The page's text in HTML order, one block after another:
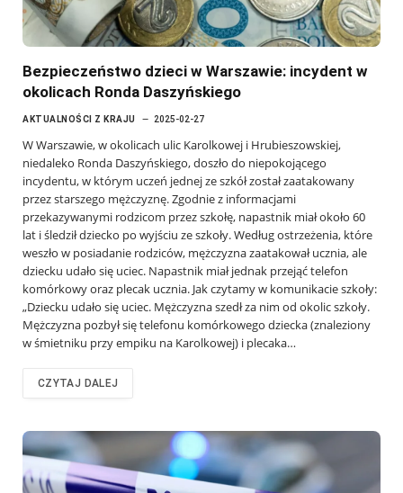
Bezpieczeństwo dzieci w Warszawie: incydent w
okolicach Ronda Daszyńskiego
AKTUALNOŚCI Z KRAJU 2025-02-27
W Warszawie, w okolicach ulic Karolkowej i Hrubieszowskiej,
niedaleko Ronda Daszyńskiego, doszło do niepokojącego
incydentu, w którym uczeń jednej ze szkół został zaatakowany
przez starszego mężczyznę. Zgodnie z informacjami
przekazywanymi rodzicom przez szkołę, napastnik miał około 60
lat i śledził dziecko po wyjściu ze szkoły. Według ostrzeżenia, które
weszło w posiadanie rodziców, mężczyzna zaatakował ucznia, ale
dziecku udało się uciec. Napastnik miał jednak przejąć telefon
komórkowy oraz plecak ucznia. Jak czytamy w komunikacie szkoły:
„Dziecku udało się uciec. Mężczyzna szedł za nim od okolic szkoły.
Mężczyzna pozbył się telefonu komórkowego dziecka (znaleziony
w śmietniku przy empiku na Karolkowej) i plecaka…
CZYTAJ DALEJ